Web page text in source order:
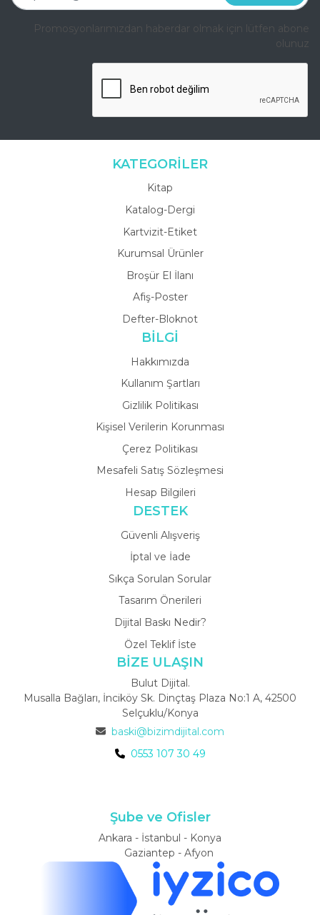
Promosyonlarımızdan haberdar olmak için lütfen abone
olunuz
KATEGORİLER
Kitap
Katalog-Dergi
Kartvizit-Etiket
Kurumsal Ürünler
Broşür El İlanı
Afiş-Poster
Defter-Bloknot
BİLGİ
Hakkımızda
Kullanım Şartları
Gizlilik Politikası
Kişisel Verilerin Korunması
Çerez Politikası
Mesafeli Satış Sözleşmesi
Hesap Bilgileri
DESTEK
Güvenli Alışveriş
İptal ve İade
Sıkça Sorulan Sorular
Tasarım Önerileri
Dijital Baskı Nedir?
Özel Teklif İste
BİZE ULAŞIN
Bulut Dijital.
Musalla Bağları, İnciköy Sk. Dinçtaş Plaza No:1 A, 42500
Selçuklu/Konya
baski@bizimdijital.com
0553 107 30 49
Şube ve Ofisler
Ankara - İstanbul - Konya
Gaziantep - Afyon